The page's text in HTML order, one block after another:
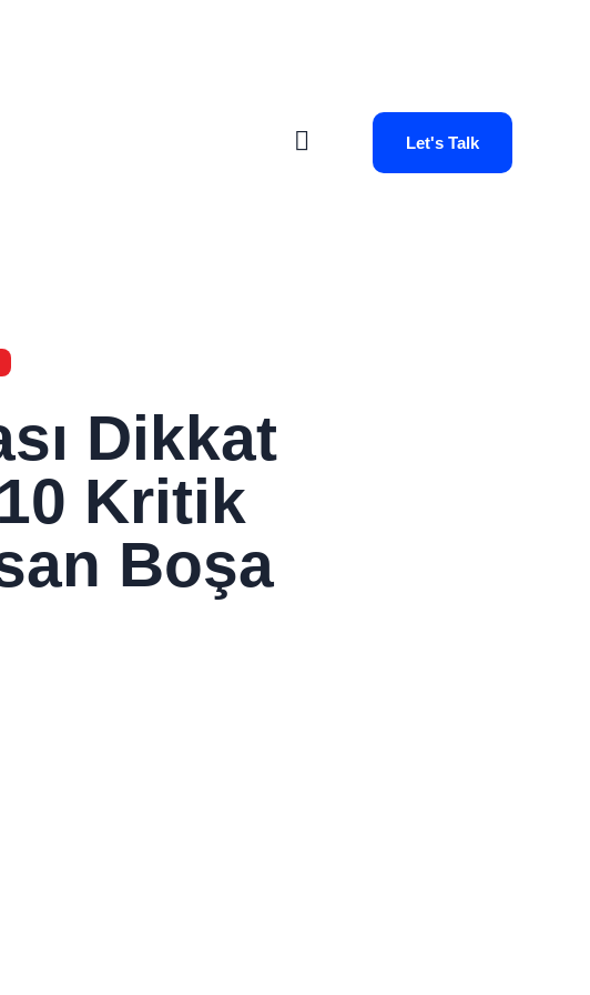
Let's Talk
Dikkat
Kritik
Boşa